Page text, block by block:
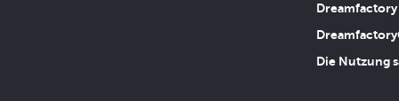
Die Nutzung